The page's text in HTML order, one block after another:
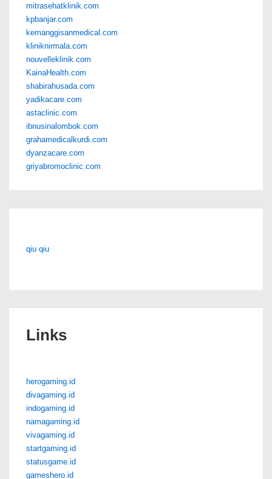
mitrasehatklinik.com
kpbanjar.com
kemanggisanmedical.com
kliniknirmala.com
nouvelleklinik.com
KainaHealth.com
shabirahusada.com
yadikacare.com
astaclinic.com
ibnusinalombok.com
grahamedicalkurdi.com
dyanzacare.com
griyabromoclinic.com
qiu qiu
Links
herogaming.id
divagaming.id
indogaming.id
namagaming.id
vivagaming.id
startgaming.id
statusgame.id
gameshero.id